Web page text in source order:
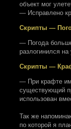
объект мог
— Исправлено
Скрипты —
— Погода
разлогинился
Скрипты —
— При крафте
существующий
использован
Так же
по которой я